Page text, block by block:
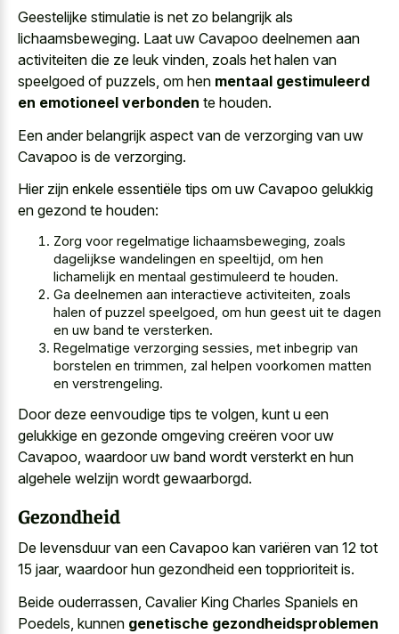
Geestelijke stimulatie is net zo belangrijk als
lichaamsbeweging. Laat uw Cavapoo deelnemen aan
activiteiten die ze leuk vinden, zoals het halen van
speelgoed of puzzels, om hen mentaal gestimuleerd
en emotioneel verbonden te houden.
Een ander belangrijk aspect van de verzorging van uw
Cavapoo is de verzorging.
Hier zijn enkele essentiële tips om uw Cavapoo gelukkig
en gezond te houden:
Zorg voor regelmatige lichaamsbeweging, zoals
dagelijkse wandelingen en speeltijd, om hen
lichamelijk en mentaal gestimuleerd te houden.
Ga deelnemen aan interactieve activiteiten, zoals
halen of puzzel speelgoed, om hun geest uit te dagen
en uw band te versterken.
Regelmatige verzorging sessies, met inbegrip van
borstelen en trimmen, zal helpen voorkomen matten
en verstrengeling.
Door deze eenvoudige tips te volgen, kunt u een
gelukkige en gezonde omgeving creëren voor uw
Cavapoo, waardoor uw band wordt versterkt en hun
algehele welzijn wordt gewaarborgd.
Gezondheid
De levensduur van een Cavapoo kan variëren van 12 tot
15 jaar, waardoor hun gezondheid een topprioriteit is.
Beide ouderrassen, Cavalier King Charles Spaniels en
Poedels, kunnen genetische gezondheidsproblemen